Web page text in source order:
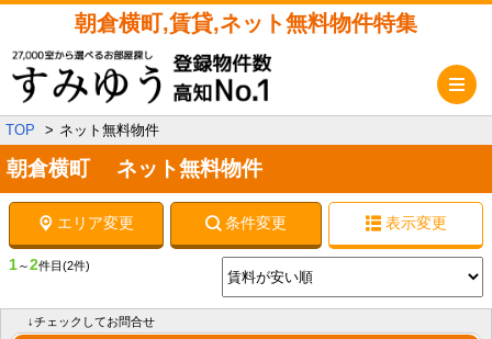
朝倉横町,賃貸,ネット無料物件特集
TOP ネット無料物件
朝倉横町 ネット無料物件
エリア変更 条件変更 表示変更
1～2件目 (2件)
↓チェックしてお問合せ